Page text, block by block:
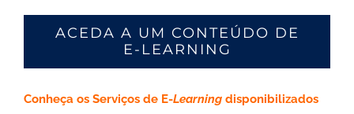
ACEDA A UM CONTEÚDO DE
E-LEARNING
Conheça os Serviços de E-Learning disponibilizados